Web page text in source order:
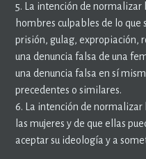
5. La intención de normalizar
hombres culpables de lo que
prisión, gulag, expropiación,
una denuncia falsa de una
una denuncia falsa en sí
precedentes o similares.
6. La intención de normalizar
las mujeres y de que ellas
aceptar su ideología y a